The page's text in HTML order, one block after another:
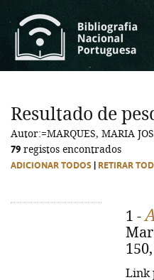
Resultado de
Autor:=MARQUES, MARIA
79 registos encontrados
ADICIONAR TODOS RETIRAR
1 -
Link